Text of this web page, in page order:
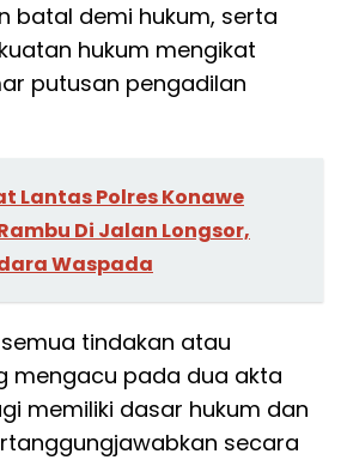
batal demi hukum, serta
hukum mengikat
putusan pengadilan
Lantas Polres Konawe
Di Jalan Longsor,
Waspada
tindakan atau
mengacu pada dua akta
memiliki dasar hukum dan
secara